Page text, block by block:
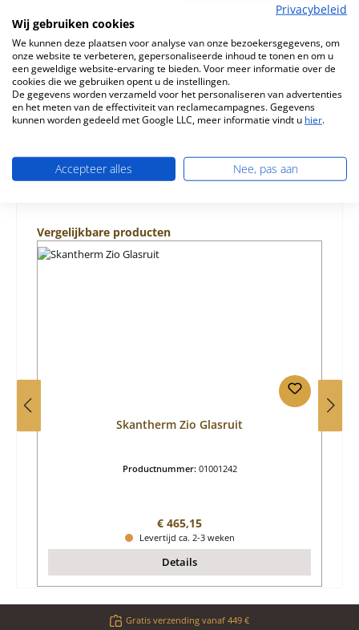
Origineel Bodemsteen voorkant A voor de Houtkachel
Skantherm Zio Geschikt voor modellen met tertiaire lucht
Skantherm Zio…Meer
Eigenschappen
Informatie over productveiligheid
Productgalerij overslaan
Vergelijkbare producten
Skantherm Zio Glasruit
Productnummer: 01001242
Normale prijs:
€ 465,15
Levertijd ca. 2-3 weken
Details
Gratis verzending vanaf 449 €
Privacybeleid
Wij gebruiken cookies
We kunnen deze plaatsen voor analyse van onze bezoekersgegevens, om
onze website te verbeteren, gepersonaliseerde inhoud te tonen en om u
een geweldige website-ervaring te bieden. Voor meer informatie over de
cookies die we gebruiken opent u de instellingen.
De gegevens worden verzameld voor het personaliseren van advertenties
en het meten van de effectiviteit van reclamecampagnes. Gegevens
kunnen worden gedeeld met Google LLC, meer informatie vindt u hier.
Accepteer alles Nee, pas aan